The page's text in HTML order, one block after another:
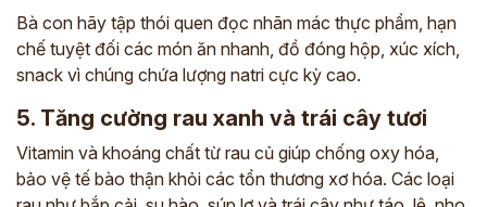
Bà con hãy tập thói quen đọc nhãn mác thực phẩm, hạn
chế tuyệt đối các món ăn nhanh, đồ đóng hộp, xúc xích,
snack vì chúng chứa lượng natri cực kỳ cao.
5. Tăng cường rau xanh và trái cây tươi
Vitamin và khoáng chất từ rau củ giúp chống oxy hóa,
bảo vệ tế bào thận khỏi các tổn thương xơ hóa. Các loại